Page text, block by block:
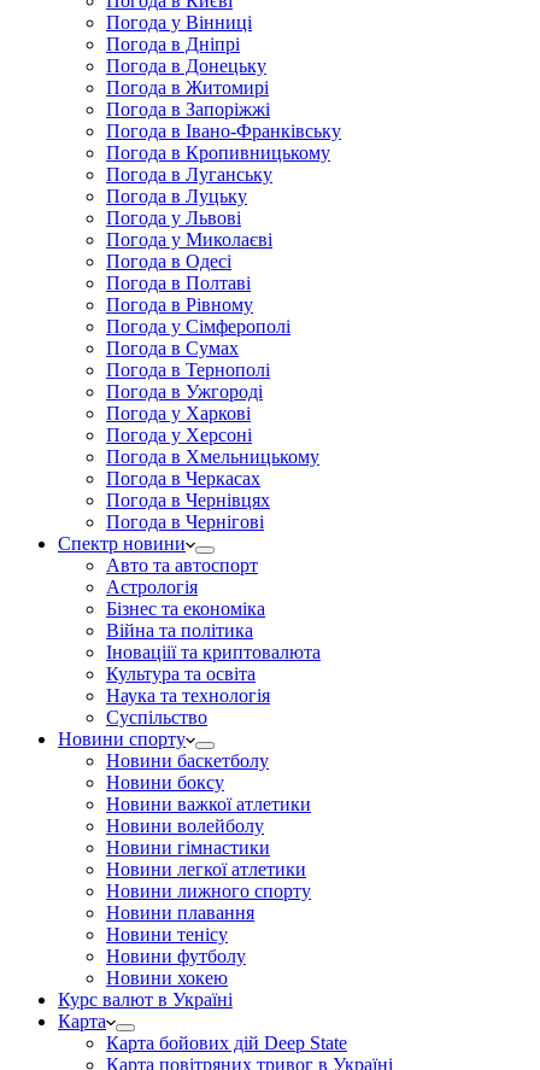
Погода у Вінниці
Погода в Дніпрі
Погода в Донецьку
Погода в Житомирі
Погода в Запоріжжі
Погода в Івано-Франківську
Погода в Кропивницькому
Погода в Луганську
Погода в Луцьку
Погода у Львові
Погода у Миколаєві
Погода в Одесі
Погода в Полтаві
Погода в Рівному
Погода у Сімферополі
Погода в Сумах
Погода в Тернополі
Погода в Ужгороді
Погода у Харкові
Погода у Херсоні
Погода в Хмельницькому
Погода в Черкасах
Погода в Чернівцях
Погода в Чернігові
Спектр новини
Авто та автоспорт
Астрологія
Бізнес та економіка
Війна та політика
Іноваціії та криптовалюта
Культура та освіта
Наука та технологія
Суспільство
Новини спорту
Новини баскетболу
Новини боксу
Новини важкої атлетики
Новини волейболу
Новини гімнастики
Новини легкої атлетики
Новини лижного спорту
Новини плавання
Новини тенісу
Новини футболу
Новини хокею
Курс валют в Україні
Карта
Карта бойових дій Deep State
Карта повітряних тривог в Україні